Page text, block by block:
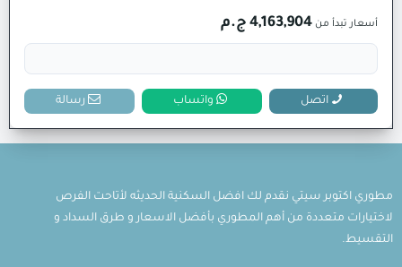
أسعار تبدأ من 4,163,904 ج.م
اتصل واتساب رسالة
مطوري اكتوبر سيتي نقدم لك افضل السكنية الحديثه لأتاحت الفرص
لاختيارات متعددة من أهم المطوري بأفضل الاسعار و طرق السداد و
التقسيط.